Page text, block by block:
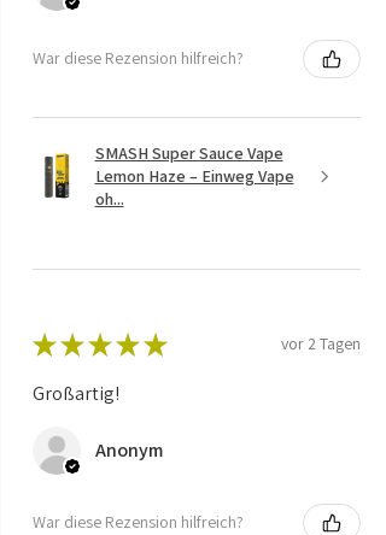
War diese Rezension hilfreich?
SMASH Super Sauce Vape
Lemon Haze – Einweg Vape
oh...
★ ★ ★ ★ ★ vor 2 Tagen
Großartig!
Anonym
War diese Rezension hilfreich?